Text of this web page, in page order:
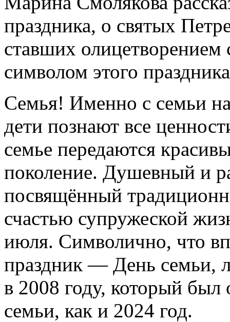
праздника, о святых
ставших
символом этого
Семья! Именно с семьи
дети познают все
семье передаются
поколение. Душевный и
посвящённый
счастью супружеской
июля. Символично, что
праздник — День семьи,
в 2008 году, который был
семьи, как и 2024 год.